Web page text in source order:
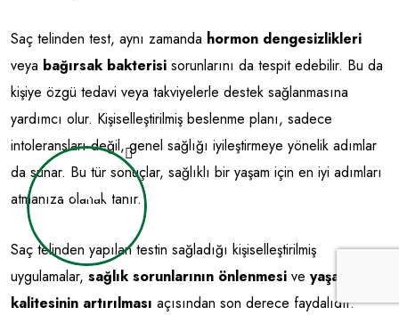
Saç telinden test, aynı zamanda hormon dengesizlikleri
veya bağırsak bakterisi sorunlarını da tespit edebilir. Bu da
kişiye özgü tedavi veya takviyelerle destek sağlanmasına
yardımcı olur. Kişiselleştirilmiş beslenme planı, sadece
intoleransları değil, genel sağlığı iyileştirmeye yönelik adımlar
da sunar. Bu tür sonuçlar, sağlıklı bir yaşam için en iyi adımları
atmanıza olanak tanır.
Saç telinden yapılan testin sağladığı kişiselleştirilmiş
uygulamalar, sağlık sorunlarının önlenmesi ve yaşam
kalitesinin artırılması açısından son derece faydalıdır.
Nasıl